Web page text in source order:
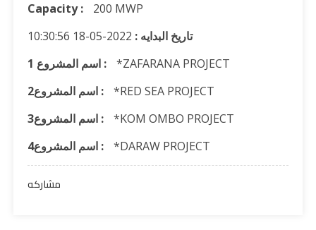
Capacity :
200 MWP
تاريخ البدايه :
1 اسم المشروع :
*ZAFARANA PROJECT
اسم المشروع2 :
*RED SEA PROJECT
اسم المشروع3 :
*KOM OMBO PROJECT
اسم المشروع4 :
*DARAW PROJECT
مشاركه